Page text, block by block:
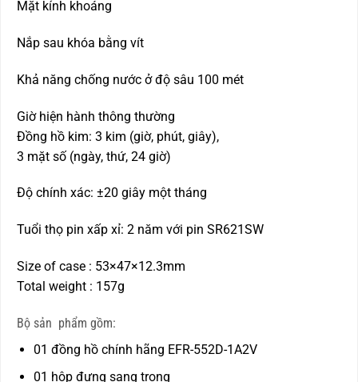
Mặt kính khoáng
Nắp sau khóa bằng vít
Khả năng chống nước ở độ sâu 100 mét
Giờ hiện hành thông thường
Đồng hồ kim: 3 kim (giờ, phút, giây),
3 mặt số (ngày, thứ, 24 giờ)
Độ chính xác: ±20 giây một tháng
Tuổi thọ pin xấp xỉ: 2 năm với pin SR621SW
Size of case : 53×47×12.3mm
Total weight : 157g
Bộ sản phẩm gồm:
01 đồng hồ chính hãng EFR-552D-1A2V
01 hộp đựng sang trọng